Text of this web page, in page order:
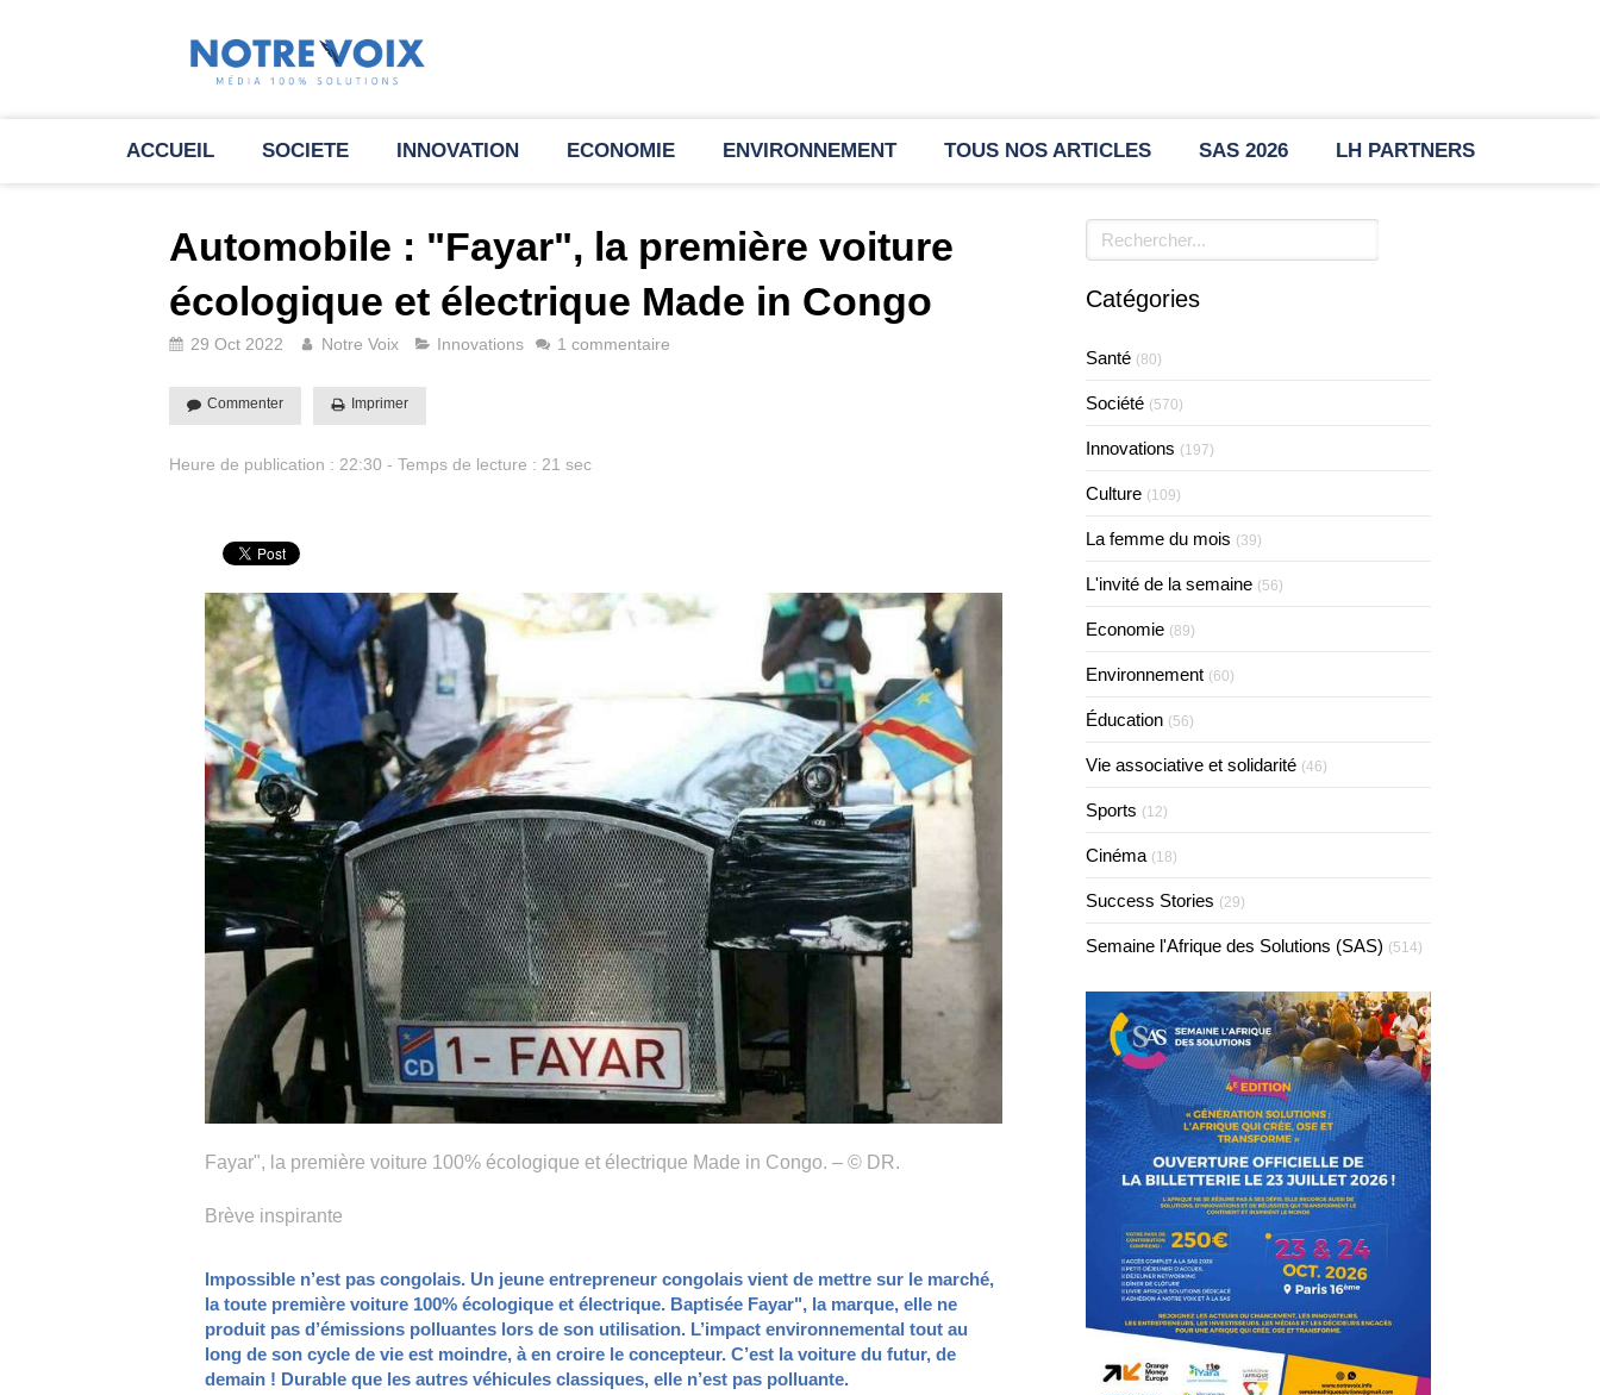
ACCUEIL SOCIETE INNOVATION ECONOMIE ENVIRONNEMENT TOUS NOS ARTICLES SAS 2026 LH PARTNERS
Automobile : "Fayar", la première voiture
écologique et électrique Made in Congo
29 Oct 2022 Notre Voix Innovations 1 commentaire
Commenter Imprimer
Heure de publication : 22:30 - Temps de lecture : 21 sec
Fayar", la première voiture 100% écologique et électrique Made in Congo. – © DR.
Brève inspirante
Impossible n’est pas congolais. Un jeune entrepreneur congolais vient de mettre sur le marché,
la toute première voiture 100% écologique et électrique. Baptisée Fayar", la marque, elle ne
produit pas d’émissions polluantes lors de son utilisation. L’impact environnemental tout au
long de son cycle de vie est moindre, à en croire le concepteur. C’est la voiture du futur, de
demain ! Durable que les autres véhicules classiques, elle n’est pas polluante.
Rechercher
Catégories
Santé (80)
Société (570)
Innovations (197)
Culture (109)
La femme du mois (39)
L'invité de la semaine (56)
Economie (89)
Environnement (60)
Éducation (56)
Vie associative et solidarité (46)
Sports (12)
Cinéma (18)
Success Stories (29)
Semaine l'Afrique des Solutions (SAS) (514)